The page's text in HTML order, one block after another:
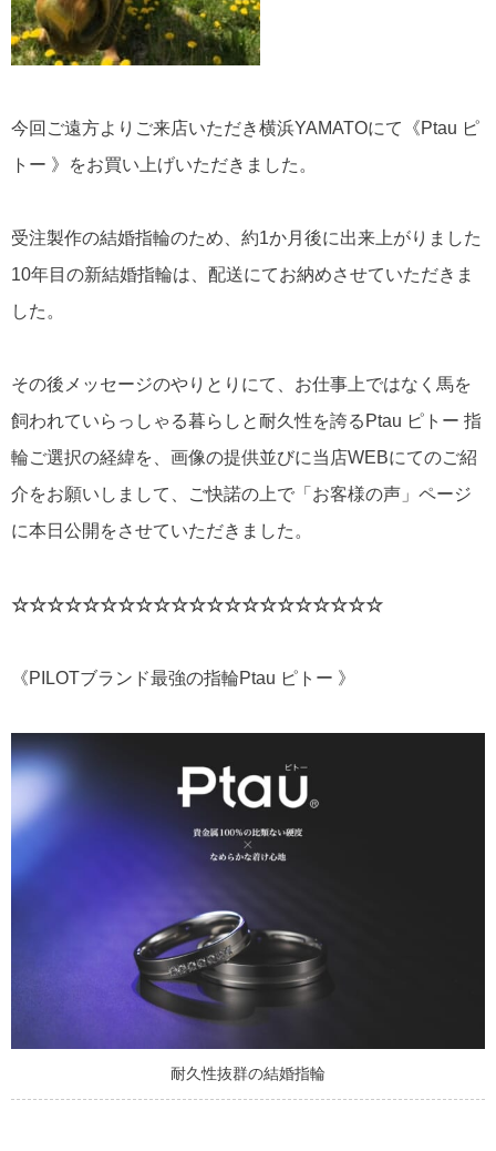
今回ご遠方よりご来店いただき横浜YAMATOにて《Ptau ピ
トー 》をお買い上げいただきました。
受注製作の結婚指輪のため、約1か月後に出来上がりました
10年目の新結婚指輪は、配送にてお納めさせていただきま
した。
その後メッセージのやりとりにて、お仕事上ではなく馬を
飼われていらっしゃる暮らしと耐久性を誇るPtau ピトー 指
輪ご選択の経緯を、画像の提供並びに当店WEBにてのご紹
介をお願いしまして、ご快諾の上で「お客様の声」ページ
に本日公開をさせていただきました。
☆☆☆☆☆☆☆☆☆☆☆☆☆☆☆☆☆☆☆☆☆
《PILOTブランド最強の指輪Ptau ピトー 》
耐久性抜群の結婚指輪